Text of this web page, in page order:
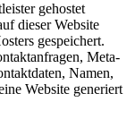
gehostet
dieser Website
gespeichert.
Meta-
Namen,
Website generiert